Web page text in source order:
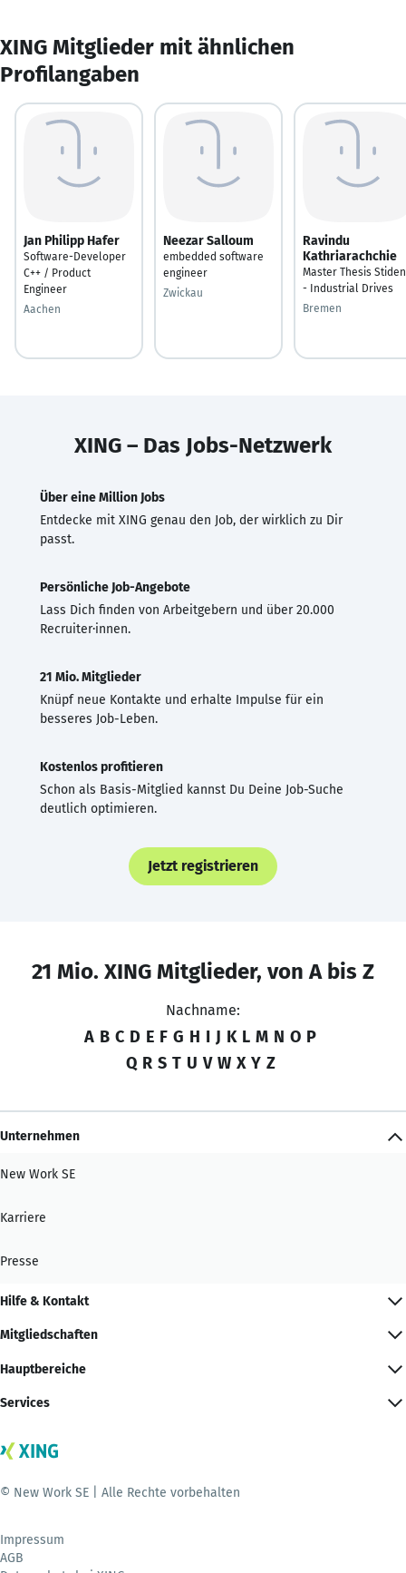
XING Mitglieder mit ähnlichen
Profilangaben
Jan Philipp Hafer
Software-Developer
C++ / Product
Engineer
Aachen
Neezar Salloum
embedded software
engineer
Zwickau
Ravindu
Kathriarachchie
Master Thesis
- Industrial Drives
Bremen
XING – Das Jobs-Netzwerk
Über eine Million Jobs
Entdecke mit XING genau den Job, der wirklich zu Dir
passt.
Persönliche Job-Angebote
Lass Dich finden von Arbeitgebern und über 20.000
Recruiter·innen.
21 Mio. Mitglieder
Knüpf neue Kontakte und erhalte Impulse für ein
besseres Job-Leben.
Kostenlos profitieren
Schon als Basis-Mitglied kannst Du Deine Job-Suche
deutlich optimieren.
Jetzt registrieren
21 Mio. XING Mitglieder, von A bis Z
Nachname:
A B C D E F G H I J K L M N O P
Q R S T U V W X Y Z
Unternehmen
New Work SE
Karriere
Presse
Hilfe & Kontakt
Mitgliedschaften
Hauptbereiche
Services
© New Work SE | Alle Rechte vorbehalten
Impressum
AGB